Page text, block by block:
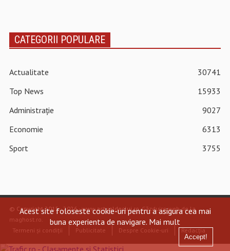
CATEGORII POPULARE
Actualitate
30741
Top News
15933
Administrație
9027
Economie
6313
Sport
3755
© Copyright 2015 - 2026 - www.actualdecluj.ro.Găzduire web de la
maghost.ro.
Termeni și condiții
Publicitate Despre Cookie-uri Redacția
Acest site foloseste cookie-uri pentru a asigura cea mai
buna experienta de navigare. Mai mult
Accept!